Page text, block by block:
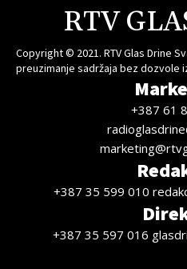
RTV
Copyright © 2021. RTV Glas Drine
preuzimanje sadržaja bez dozvole
+387 61
+387 35 599 010
+387 35 597 016